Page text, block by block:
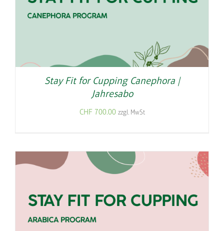
Stay Fit for Cupping Canephora |
Jahresabo
CHF 700.00 zzgl. MwSt